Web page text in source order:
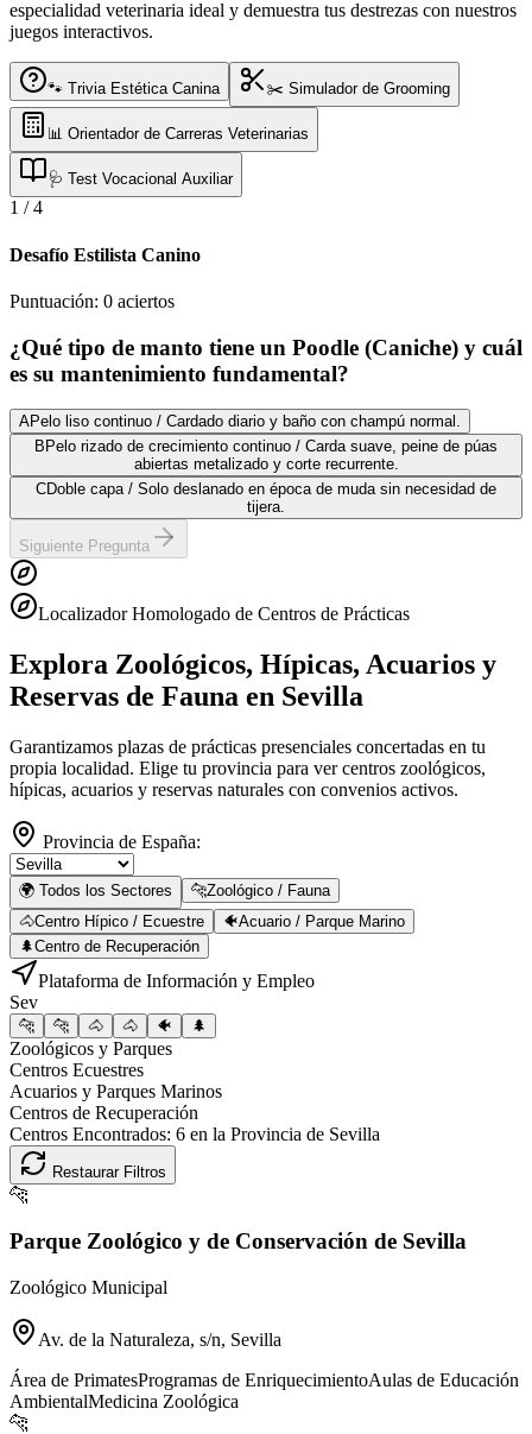
especialidad veterinaria ideal y demuestra tus destrezas con nuestros
juegos interactivos.
🐾 Trivia Estética Canina ✂️ Simulador de Grooming
📊 Orientador de Carreras Veterinarias
🩺 Test Vocacional Auxiliar
1 /4
Desafío Estilista Canino
Puntuación: 0 aciertos
¿Qué tipo de manto tiene un Poodle (Caniche) y cuál
es su mantenimiento fundamental?
APelo liso continuo / Cardado diario y baño con champú normal.
B Pelo rizado de crecimiento continuo / Carda suave, peine de púas
abiertas metalizado y corte recurrente.
CDoble capa / Solo deslanado en época de muda sin necesidad de
tijera.
Siguiente Pregunta
Localizador Homologado de Centros de Prácticas
Explora Zoológicos, Hípicas, Acuarios y
Reservas de Fauna en Sevilla
Garantizamos plazas de prácticas presenciales concertadas en tu
propia localidad. Elige tu provincia para ver centros zoológicos,
hípicas, acuarios y reservas naturales con convenios activos.
Provincia de España:
🌍 Todos los Sectores 🐆Zoológico / Fauna
🐴Centro Hípico / Ecuestre 🐠Acuario / Parque Marino
🌲Centro de Recuperación
Plataforma de Información y Empleo
Sev
🐆 🐆 🐴 🐴 🐠 🌲
Zoológicos y Parques
Centros Ecuestres
Acuarios y Parques Marinos
Centros de Recuperación
Centros Encontrados: 6 en la Provincia de Sevilla
Restaurar Filtros
🐆
Parque Zoológico y de Conservación de Sevilla
Zoológico Municipal
Av. de la Naturaleza, s/n, Sevilla
Área de PrimatesProgramas de EnriquecimientoAulas de Educación
AmbientalMedicina Zoológica
🐆